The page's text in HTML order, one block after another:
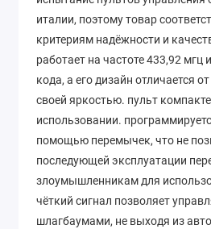
италии, поэтому товар
критериям надёжности и
работает на частоте 433,92 мгц
кода, а его дизайн отличается
своей яркостью. пульт
использовании.
помощью перемычек, что не
последующей эксплуатации
злоумышленникам для
чёткий сигнал позволяет
шлагбаумами, не выходя из